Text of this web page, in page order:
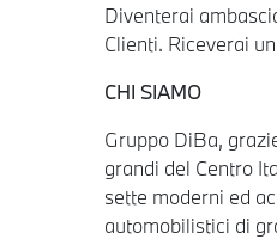
Diventerai
Clienti. Riceverai
CHI SIAMO
Gruppo DiBa,
grandi del Centro
sette moderni ed
automobilistici di